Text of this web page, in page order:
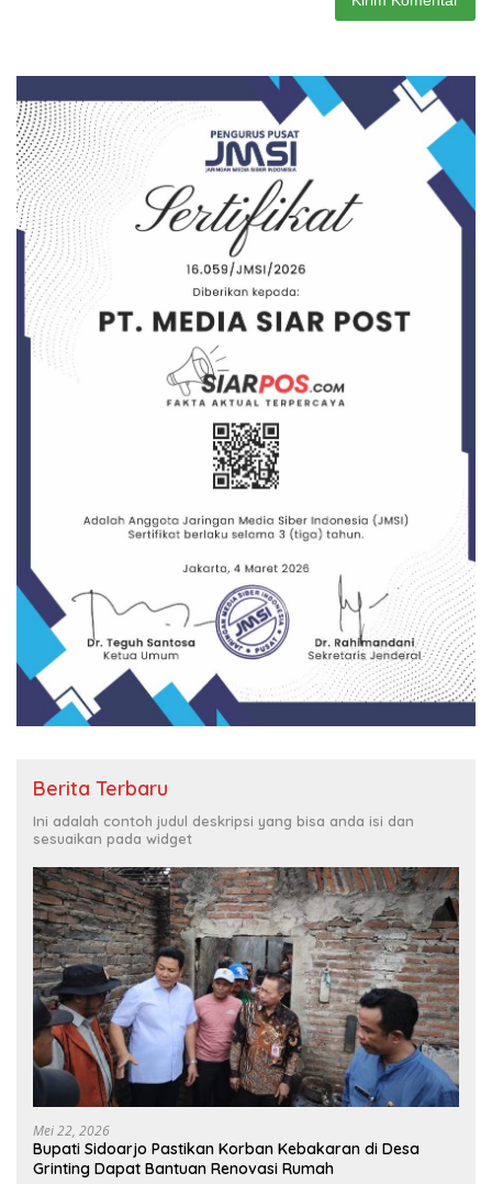
Berita Terbaru
Ini adalah contoh judul deskripsi yang bisa anda isi dan
sesuaikan pada widget
Mei 22, 2026
Bupati Sidoarjo Pastikan Korban Kebakaran di Desa
Grinting Dapat Bantuan Renovasi Rumah